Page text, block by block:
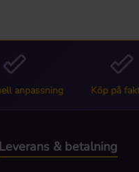
anpassning Köp på
Leverans & betalning